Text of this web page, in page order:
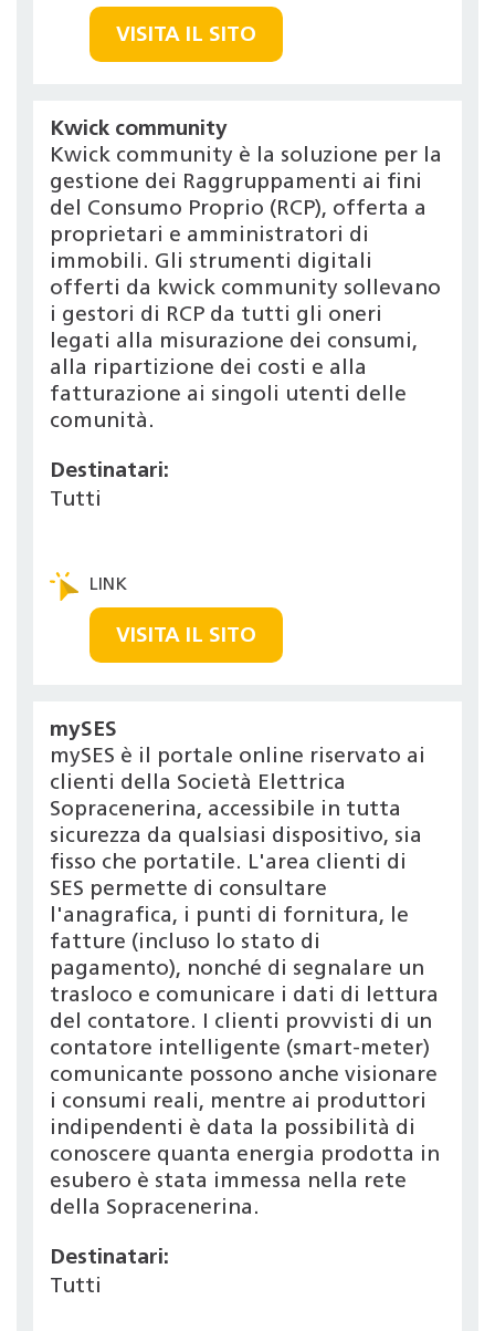
VISITA IL SITO
Kwick community
Kwick community è la soluzione per la
gestione dei Raggruppamenti ai fini
del Consumo Proprio (RCP), offerta a
proprietari e amministratori di
immobili. Gli strumenti digitali
offerti da kwick community sollevano
i gestori di RCP da tutti gli oneri
legati alla misurazione dei consumi,
alla ripartizione dei costi e alla
fatturazione ai singoli utenti delle
comunità.
Destinatari:
Tutti
VISITA IL SITO
mySES
mySES è il portale online riservato ai
clienti della Società Elettrica
Sopracenerina, accessibile in tutta
sicurezza da qualsiasi dispositivo, sia
fisso che portatile. L'area clienti di
SES permette di consultare
l'anagrafica, i punti di fornitura, le
fatture (incluso lo stato di
pagamento), nonché di segnalare un
trasloco e comunicare i dati di lettura
del contatore. I clienti provvisti di un
contatore intelligente (smart-meter)
comunicante possono anche visionare
i consumi reali, mentre ai produttori
indipendenti è data la possibilità di
conoscere quanta energia prodotta in
esubero è stata immessa nella rete
della Sopracenerina.
Destinatari:
Tutti